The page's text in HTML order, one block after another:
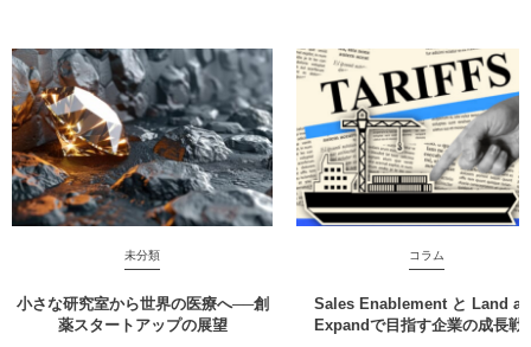
未分類
小さな研究室から世界の医療へ──創
薬スタートアップの展望
コラム
Sales Enablement と Land
Expandで目指す企業の成長戦